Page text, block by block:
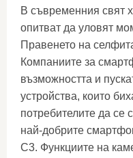
В съвременния свят
опитват да уловят
Правенето на
Компаниите за
възможността и
устройства, които
потребителите да се
най-добрите
C3. Функциите на